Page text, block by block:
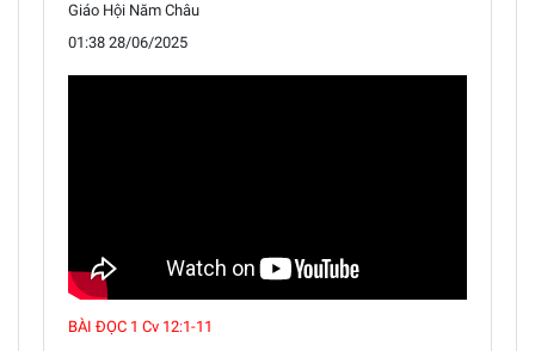
Giáo Hội Năm Châu
01:38 28/06/2025
BÀI ĐỌC 1 Cv 12:1-11